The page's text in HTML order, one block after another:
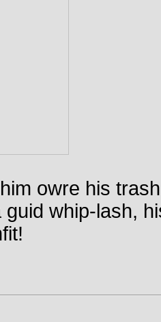
owre his
whip-lash,